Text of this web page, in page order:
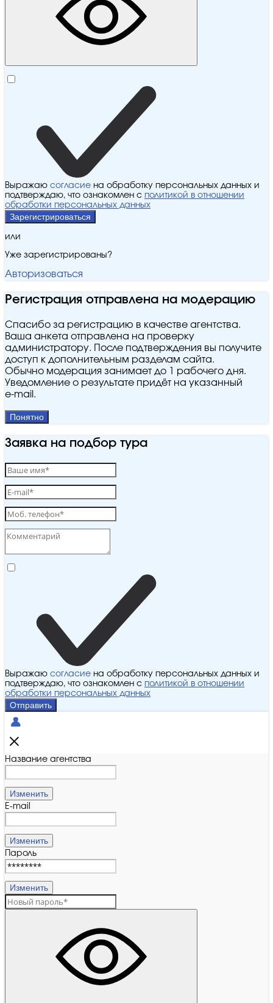
Выражаю согласие на обработку персональных данных и
подтверждаю, что ознакомлен с политикой в отношении
обработки персональных данных
Зарегистрироваться
или
Уже зарегистрированы?
Авторизоваться
Регистрация отправлена на модерацию
Спасибо за регистрацию в качестве агентства.
Ваша анкета отправлена на проверку
администратору. После подтверждения вы получите
доступ к дополнительным разделам сайта.
Обычно модерация занимает до 1 рабочего дня.
Уведомление о результате придёт на указанный
e‑mail.
Понятно
Заявка на подбор тура
Выражаю согласие на обработку персональных данных и
подтверждаю, что ознакомлен с политикой в отношении
обработки персональных данных
Отправить
Название агентства
Изменить
E-mail
Изменить
Пароль
Изменить